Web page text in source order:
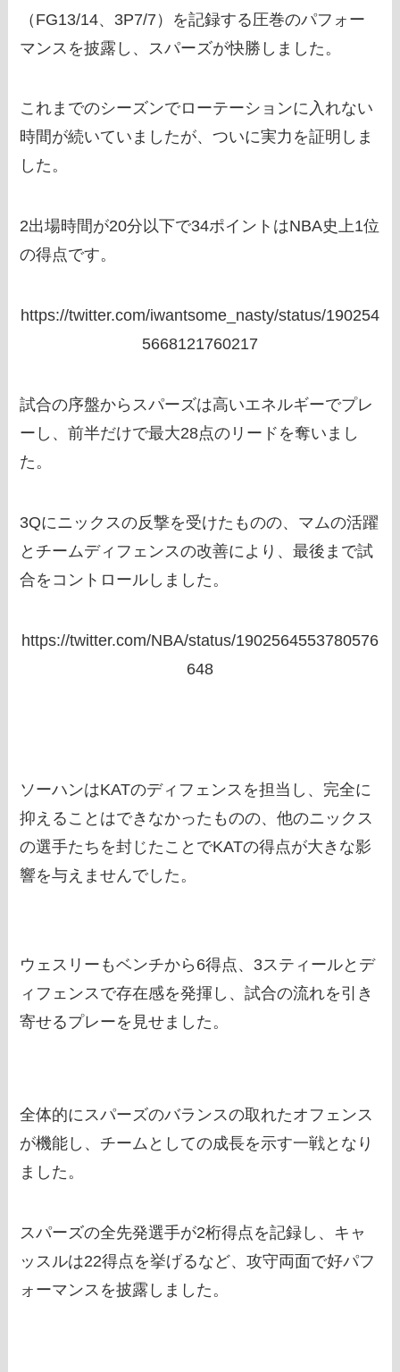
（FG13/14、3P7/7）を記録する圧巻のパフォー
マンスを披露し、スパーズが快勝しました。
これまでのシーズンでローテーションに入れない
時間が続いていましたが、ついに実力を証明しま
した。
2出場時間が20分以下で34ポイントはNBA史上1位
の得点です。
https://twitter.com/iwantsome_nasty/status/190254
5668121760217
試合の序盤からスパーズは高いエネルギーでプレ
ーし、前半だけで最大28点のリードを奪いまし
た。
3Qにニックスの反撃を受けたものの、マムの活躍
とチームディフェンスの改善により、最後まで試
合をコントロールしました。
https://twitter.com/NBA/status/1902564553780576
648
ソーハンはKATのディフェンスを担当し、完全に
抑えることはできなかったものの、他のニックス
の選手たちを封じたことでKATの得点が大きな影
響を与えませんでした。
ウェスリーもベンチから6得点、3スティールとデ
ィフェンスで存在感を発揮し、試合の流れを引き
寄せるプレーを見せました。
全体的にスパーズのバランスの取れたオフェンス
が機能し、チームとしての成長を示す一戦となり
ました。
スパーズの全先発選手が2桁得点を記録し、キャ
ッスルは22得点を挙げるなど、攻守両面で好パフ
ォーマンスを披露しました。